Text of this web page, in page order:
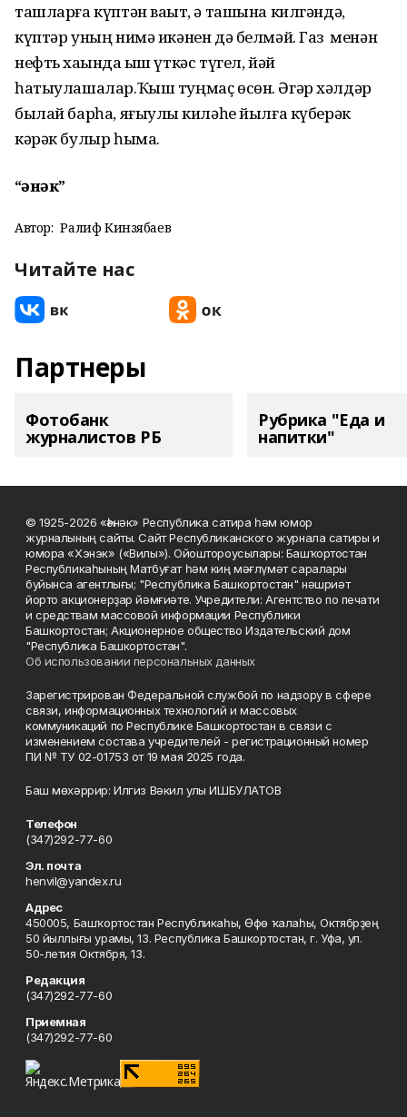
ташларға күптән ваҡыт, ә ташына килгәндә,
күптәр уның нимә икәнен дә белмәй. Газ менән
нефть хаҡында ҡыш үткәс түгел, йәй
һатыулашалар.Ҡыш туңмаҫ өсөн. Әгәр хәлдәр
былай барһа, яғыулыҡ киләһе йылға күберәк
кәрәк булыр һымаҡ.
“һәнәк”
Автор: Ралиф Кинзябаев
Читайте нас
Партнеры
Фотобанк
журналистов РБ
Рубрика "Еда и
напитки"
© 1925-2026 «Һәнәк» Республика сатира һәм юмор
журналының сайты. Сайт Республиканского журнала сатиры и
юмора «Хэнэк» («Вилы»). Ойоштороусылары: Башҡортостан
Республикаһының Матбуғат һәм киң мәғлүмәт саралары
буйынса агентлығы; "Республика Башкортостан" нәшриәт
йорто акционерҙар йәмғиәте. Учредители: Агентство по печати
и средствам массовой информации Республики
Башкортостан; Акционерное общество Издательский дом
"Республика Башкортостан".
Об использовании персональных данных
Зарегистрирован Федеральной службой по надзору в сфере
связи, информационных технологий и массовых
коммуникаций по Республике Башкортостан в связи с
изменением состава учредителей - регистрационный номер
ПИ № ТУ 02-01753 от 19 мая 2025 года.
Баш мөхәррир: Илгиз Вәкил улы ИШБУЛАТОВ
Телефон
(347)292-77-60
Эл. почта
henvil@yandex.ru
Адрес
450005, Башҡортостан Республикаһы, Өфө ҡалаһы, Октябрҙең
50 йыллығы урамы, 13. Республика Башкортостан, г. Уфа, ул.
50-летия Октября, 13.
Редакция
(347)292-77-60
Приемная
(347)292-77-60